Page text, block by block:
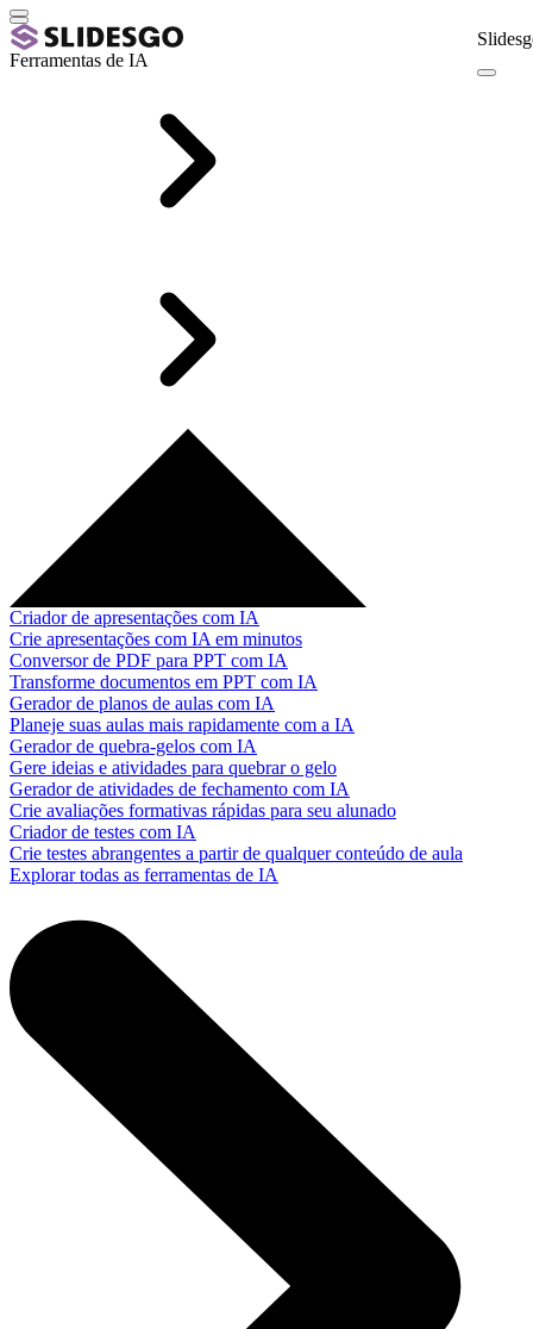
Ferramentas de IA
Criador de apresentações com IA
Crie apresentações com IA em minutos
Conversor de PDF para PPT com IA
Transforme documentos em PPT com IA
Gerador de planos de aulas com IA
Planeje suas aulas mais rapidamente com a IA
Gerador de quebra-gelos com IA
Gere ideias e atividades para quebrar o gelo
Gerador de atividades de fechamento com IA
Crie avaliações formativas rápidas para seu alunado
Criador de testes com IA
Crie testes abrangentes a partir de qualquer conteúdo de aula
Explorar todas as ferramentas de IA